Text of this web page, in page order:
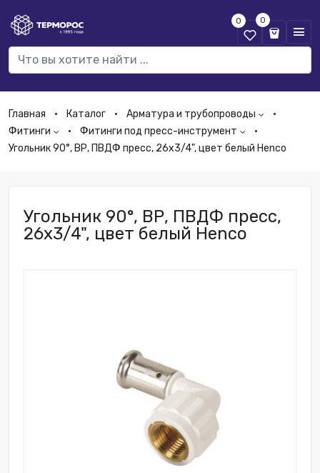
0 0
Главная Каталог
Арматура и трубопроводы
Фитинги
Фитинги под пресс-инструмент
Угольник 90°, ВР, ПВДФ пресс, 26х3/4", цвет белый Henco
Угольник 90°, ВР, ПВДФ пресс,
26х3/4", цвет белый Henco